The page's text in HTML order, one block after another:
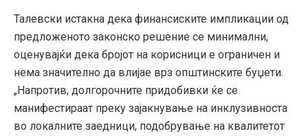
Талевски истакна дека финансиските импликации од
предложеното законско решение се минимални,
оценувајќи дека бројот на корисници е ограничен и
нема значително да влијае врз општинските буџети.
„Напротив, долгорочните придобивки ќе се
манифестираат преку зајакнување на инклузивноста
во локалните заедници, подобрување на квалитетот